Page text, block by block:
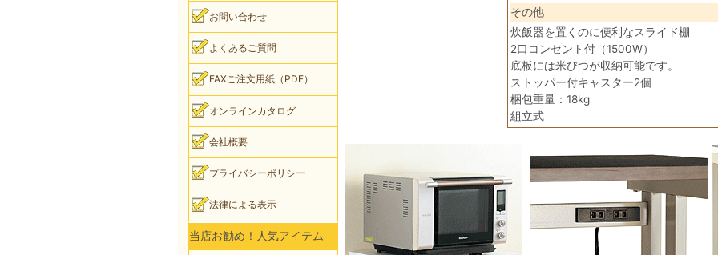
その他
炊飯器を置くのに便利なスライド棚
2口コンセント付（1500W）
底板には米びつが収納可能です。
ストッパー付キャスター2個
梱包重量：18kg
組立式
お問い合わせ
よくあるご質問
FAXご注文用紙（PDF）
オンラインカタログ
会社概要
プライバシーポリシー
法律による表示
当店お勧め！人気アイテム